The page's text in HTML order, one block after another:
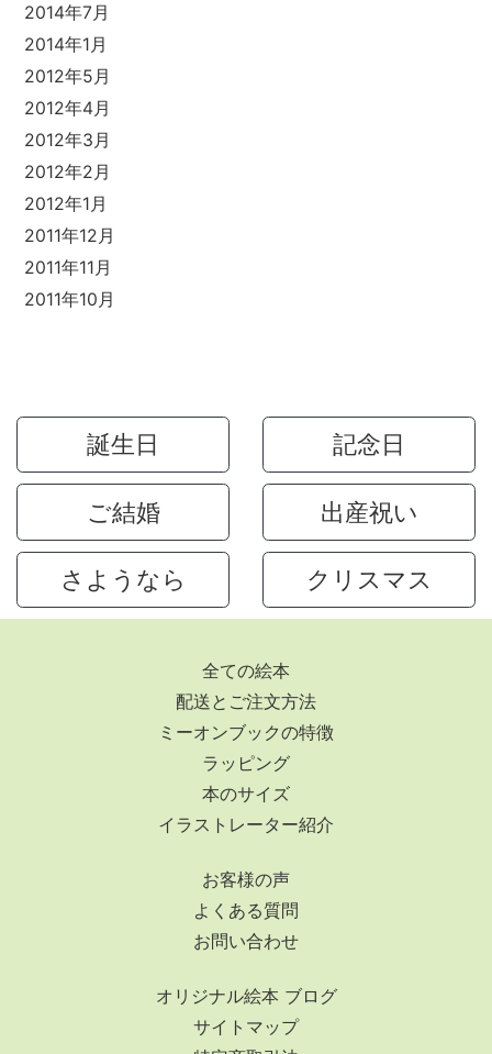
2014年7月
2014年1月
2012年5月
2012年4月
2012年3月
2012年2月
2012年1月
2011年12月
2011年11月
2011年10月
誕生日 記念日
ご結婚 出産祝い
さようなら クリスマス
全ての絵本
配送とご注文方法
ミーオンブックの特徴
ラッピング
本のサイズ
イラストレーター紹介
お客様の声
よくある質問
お問い合わせ
オリジナル絵本 ブログ
サイトマップ